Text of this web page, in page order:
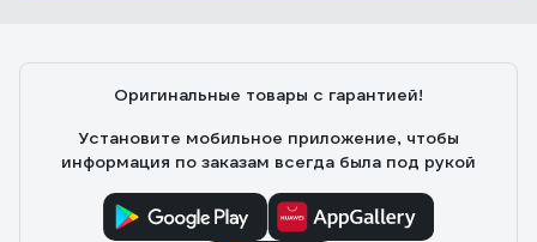
Оригинальные товары с гарантией!
Установите мобильное приложение, чтобы
информация по заказам всегда была под рукой